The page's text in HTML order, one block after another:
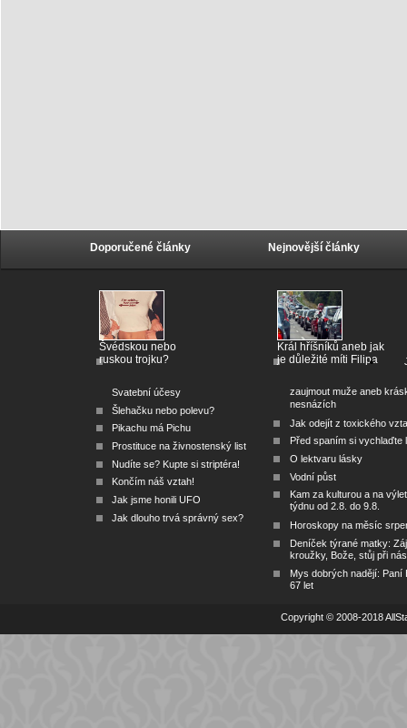
Doporučené články
Švédskou nebo
ruskou trojku?
Svatební účesy
Šlehačku nebo polevu?
Pikachu má Pichu
Prostituce na živnostenský list
Nudíte se? Kupte si striptéra!
Končím náš vztah!
Jak jsme honili UFO
Jak dlouho trvá správný sex?
Nejnovější články
Král hříšníků aneb jak
je důležité míti Filipa
zaujmout muže aneb
nesnázích
Jak odejít z toxického
Před spaním si vychlaďte
O lektvaru lásky
Vodní půst
Kam za kulturou a na
týdnu od 2.8. do 9.8.
Horoskopy na měsíc
Deníček týrané matky:
kroužky, Bože, stůj při nás
Mys dobrých nadějí: Paní
67 let
Copyright © 2008-2018